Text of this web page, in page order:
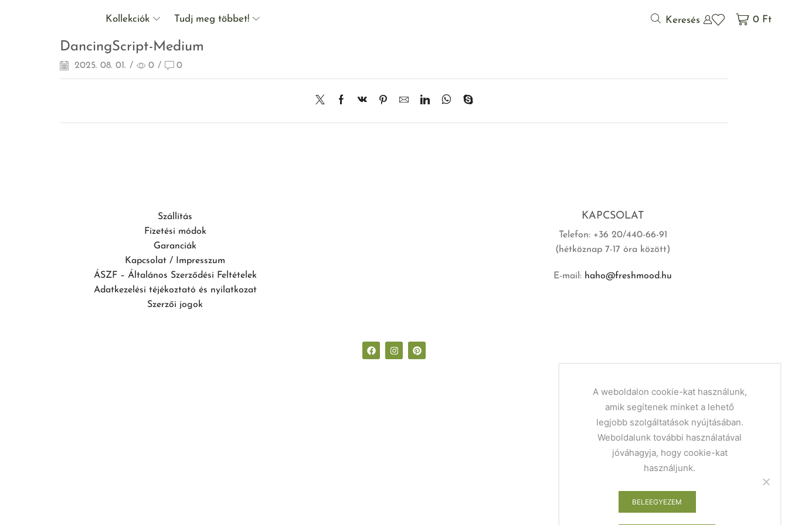
Kollekciók Tudj meg többet! Keresés 0 Ft
DancingScript-Medium
2025. 08. 01. / 0 / 0
Szállítás
Fizetési módok
Garanciák
Kapcsolat / Impresszum
ÁSZF – Általános Szerződési Feltételek
Adatkezelési téjékoztató és nyilatkozat
Szerzői jogok
KAPCSOLAT
Telefon: +36 20/440-66-91
(hétköznap 7-17 óra között)
E-mail: haho@freshmood.hu
A weboldalon cookie-kat használunk,
amik segítenek minket a lehető
legjobb szolgáltatások nyújtásában.
Weboldalunk további használatával
jóváhagyja, hogy cookie-kat
használjunk.
BELEEGYEZEM